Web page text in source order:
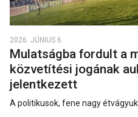
2026. JÚNIUS 6.
Mulatságba fordult a
közvetítési jogának
jelentkezett
A politikusok, fene nagy